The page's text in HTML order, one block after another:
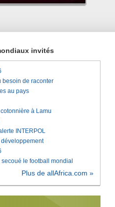
invités
besoin de raconter
au pays
à Lamu
INTERPOL
développement
le football mondial
Plus de allAfrica.com »